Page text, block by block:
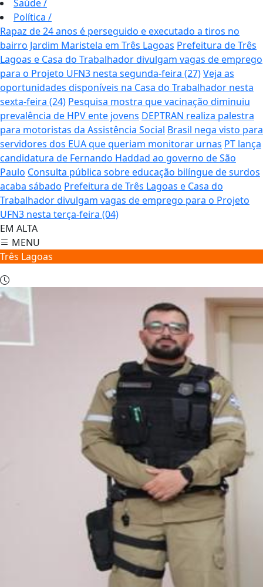
Saúde/
Política /
Rapaz de 24 anos é perseguido e executado a tiros no
bairro Jardim Maristela em Três Lagoas Prefeitura de Três
Lagoas e Casa do Trabalhador divulgam vagas de emprego
para o Projeto UFN3 nesta segunda-feira (27)Veja as
oportunidades disponíveis na Casa do Trabalhador nesta
sexta-feira (24) Pesquisa mostra que vacinação diminuiu
prevalência de HPV ente jovens DEPTRAN realiza palestra
para motoristas da Assistência Social Brasil nega visto para
servidores dos EUA que queriam monitorar urnas PT lança
candidatura de Fernando Haddad ao governo de São
Paulo Consulta pública sobre educação bilíngue de surdos
acaba sábado Prefeitura de Três Lagoas e Casa do
Trabalhador divulgam vagas de emprego para o Projeto
UFN3 nesta terça-feira (04)
EM ALTA
MENU
Três Lagoas